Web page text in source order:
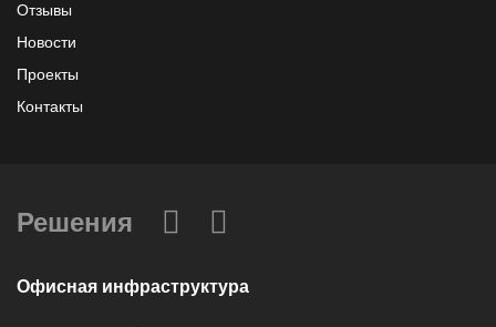
Отзывы
Новости
Проекты
Контакты
Решения
Офисная инфраструктура